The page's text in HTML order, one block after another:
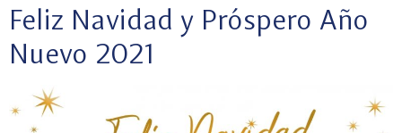
Feliz Navidad y Próspero Año
Nuevo 2021